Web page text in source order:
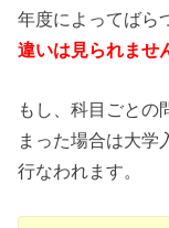
年度によってばら
違いは見られませ
もし、科目ごとの
まった場合は大学
行なわれます。